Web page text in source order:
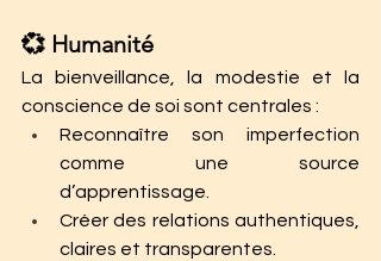
💞 Humanité
La bienveillance, la modestie et la
conscience de soi sont centrales :
Reconnaître son imperfection
comme une source
d’apprentissage.
Créer des relations authentiques,
claires et transparentes.